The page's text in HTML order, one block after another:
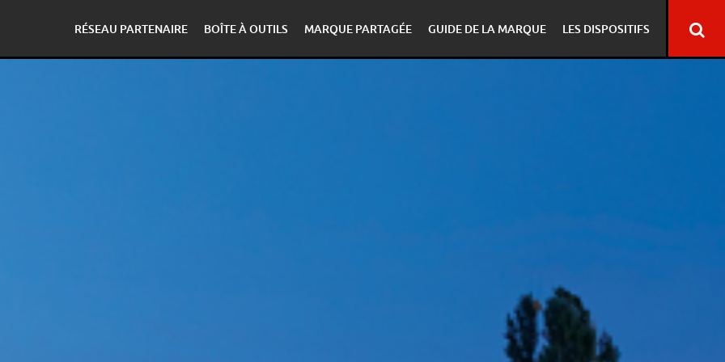
RÉSEAU PARTENAIRE BOÎTE À OUTILS MARQUE PARTAGÉE GUIDE DE LA MARQUE LES DISPOSITIFS